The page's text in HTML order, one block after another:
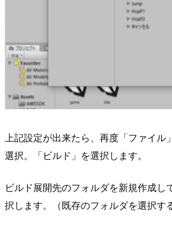
上記設定が出来たら、再度「ファイ
選択。「ビルド」を選択します。
ビルド展開先のフォルダを新規作成し
択します。（既存のフォルダを選択す